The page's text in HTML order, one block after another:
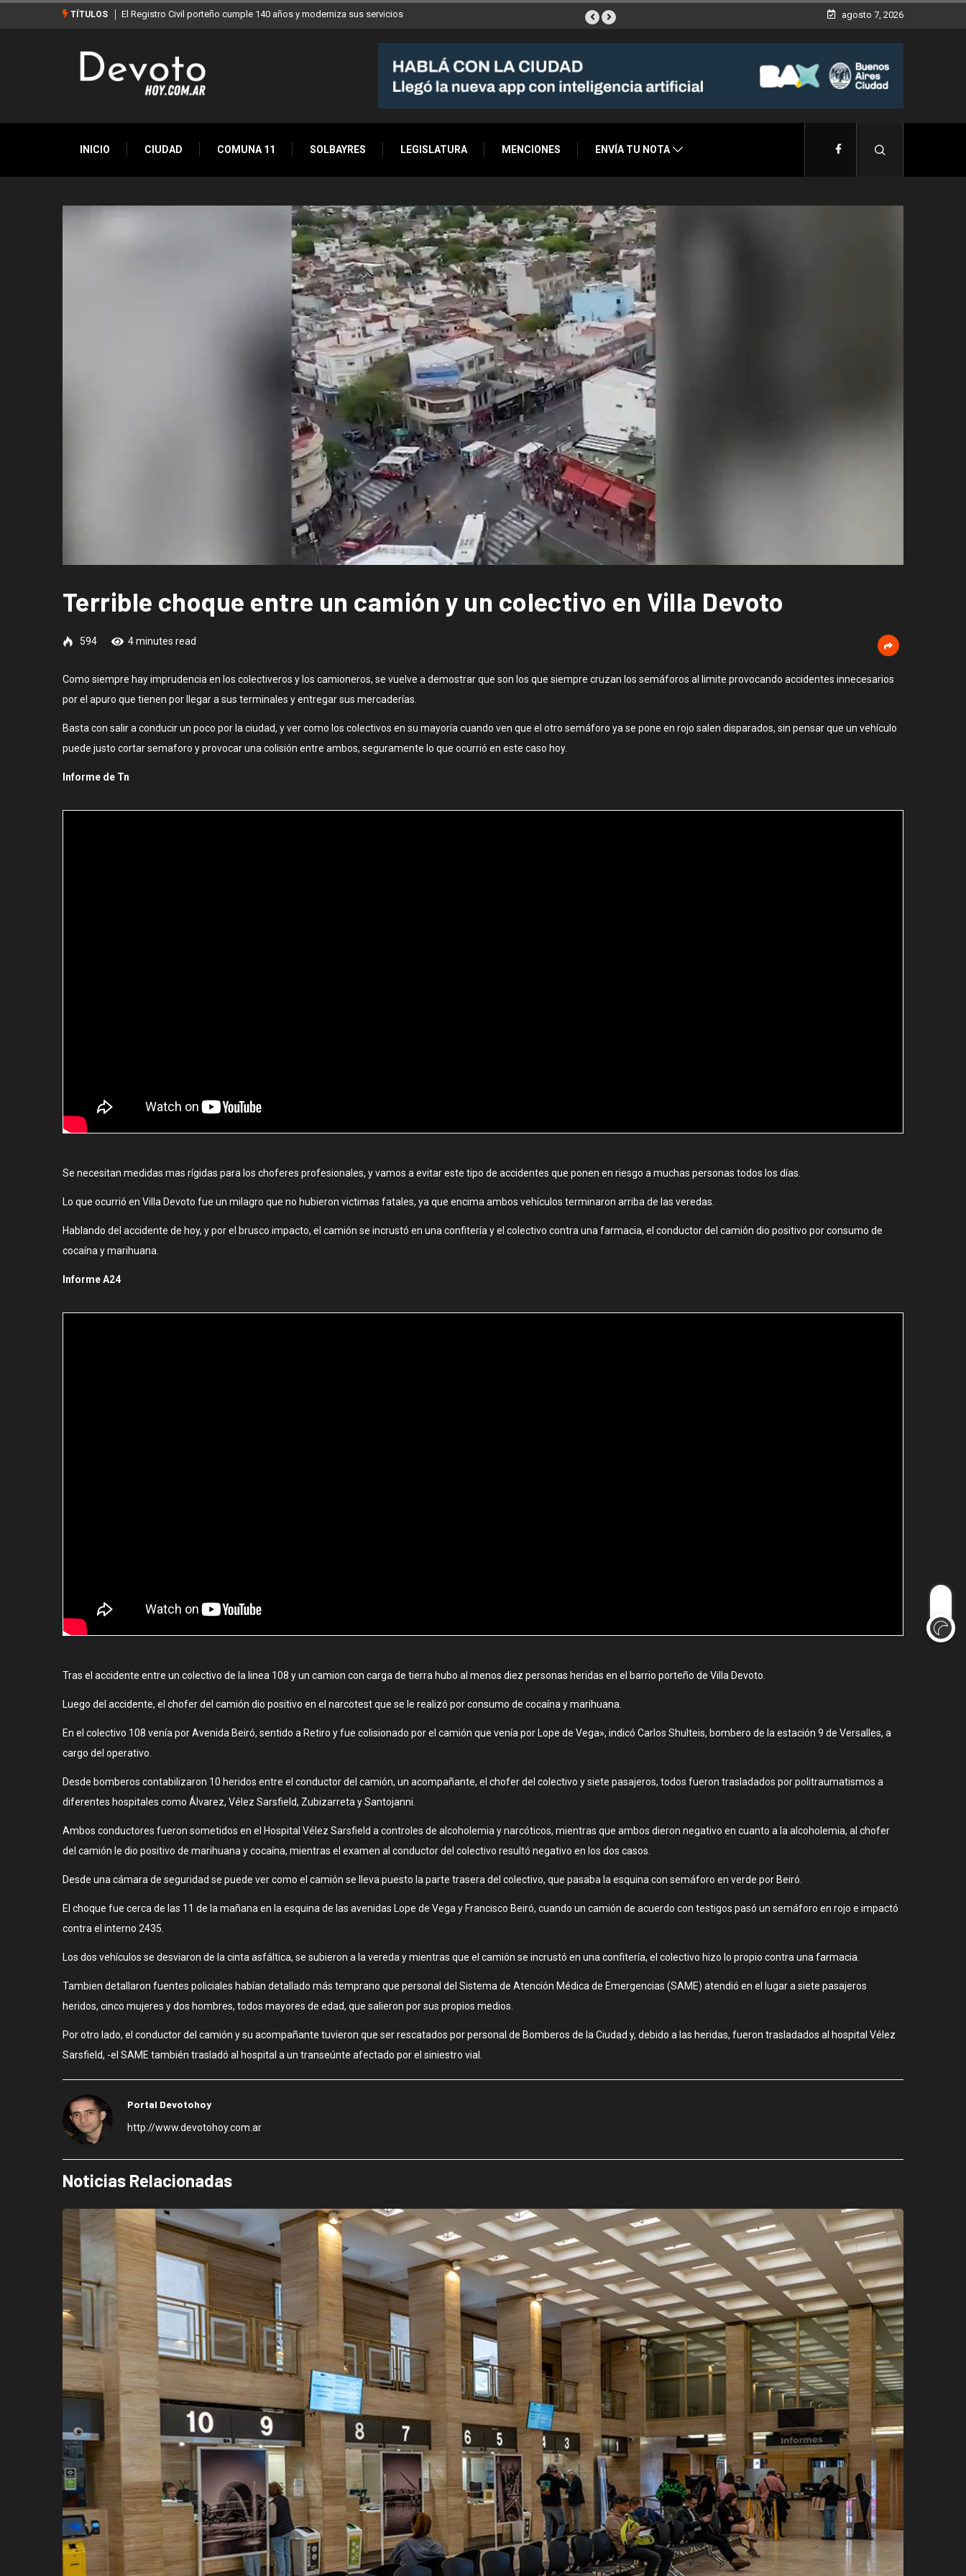
TÍTULOS Buenos Aires sumó 12 nuevos Bares Notables y ya son 90 en toda la Ciudad agosto 7, 2026
INICIO CIUDAD COMUNA 11 SOLBAYRES LEGISLATURA MENCIONES ENVÍA TU NOTA
Terrible choque entre un camión y un colectivo en Villa Devoto
594 4 minutes read
Como siempre hay imprudencia en los colectiveros y los camioneros, se vuelve a demostrar que son los que siempre cruzan los semáforos al limite provocando accidentes innecesarios
por el apuro que tienen por llegar a sus terminales y entregar sus mercaderías.
Basta con salir a conducir un poco por la ciudad, y ver como los colectivos en su mayoría cuando ven que el otro semáforo ya se pone en rojo salen disparados, sin pensar que un vehículo
puede justo cortar semaforo y provocar una colisión entre ambos, seguramente lo que ocurrió en este caso hoy.
Informe de Tn
Se necesitan medidas mas rígidas para los choferes profesionales, y vamos a evitar este tipo de accidentes que ponen en riesgo a muchas personas todos los días.
Lo que ocurrió en Villa Devoto fue un milagro que no hubieron victimas fatales, ya que encima ambos vehículos terminaron arriba de las veredas.
Hablando del accidente de hoy, y por el brusco impacto, el camión se incrustó en una confitería y el colectivo contra una farmacia, el conductor del camión dio positivo por consumo de
cocaína y marihuana.
Informe A24
Tras el accidente entre un colectivo de la linea 108 y un camion con carga de tierra hubo al menos diez personas heridas en el barrio porteño de Villa Devoto.
Luego del accidente, el chofer del camión dio positivo en el narcotest que se le realizó por consumo de cocaína y marihuana.
En el colectivo 108 venía por Avenida Beiró, sentido a Retiro y fue colisionado por el camión que venía por Lope de Vega», indicó Carlos Shulteis, bombero de la estación 9 de Versalles, a
cargo del operativo.
Desde bomberos contabilizaron 10 heridos entre el conductor del camión, un acompañante, el chofer del colectivo y siete pasajeros, todos fueron trasladados por politraumatismos a
diferentes hospitales como Álvarez, Vélez Sarsfield, Zubizarreta y Santojanni.
Ambos conductores fueron sometidos en el Hospital Vélez Sarsfield a controles de alcoholemia y narcóticos, mientras que ambos dieron negativo en cuanto a la alcoholemia, al chofer
del camión le dio positivo de marihuana y cocaína, mientras el examen al conductor del colectivo resultó negativo en los dos casos.
Desde una cámara de seguridad se puede ver como el camión se lleva puesto la parte trasera del colectivo, que pasaba la esquina con semáforo en verde por Beiró.
El choque fue cerca de las 11 de la mañana en la esquina de las avenidas Lope de Vega y Francisco Beiró, cuando un camión de acuerdo con testigos pasó un semáforo en rojo e impactó
contra el interno 2435.
Los dos vehículos se desviaron de la cinta asfáltica, se subieron a la vereda y mientras que el camión se incrustó en una confitería, el colectivo hizo lo propio contra una farmacia.
Tambien detallaron fuentes policiales habían detallado más temprano que personal del Sistema de Atención Médica de Emergencias (SAME) atendió en el lugar a siete pasajeros
heridos, cinco mujeres y dos hombres, todos mayores de edad, que salieron por sus propios medios.
Por otro lado, el conductor del camión y su acompañante tuvieron que ser rescatados por personal de Bomberos de la Ciudad y, debido a las heridas, fueron trasladados al hospital Vélez
Sarsfield, -el SAME también trasladó al hospital a un transeúnte afectado por el siniestro vial.
Portal Devotohoy
http://www.devotohoy.com.ar
Noticias Relacionadas